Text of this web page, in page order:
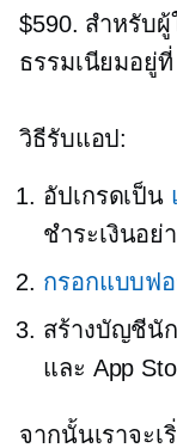
$590. สำหรับ
ธรรมเนียมอยู่
วิธีรับแอป:
อัปเกรดเป็น
ชำระเงินอย่
กรอกแบบฟ
สร้างบัญชีนั
และ App
จากนั้นเราจะ